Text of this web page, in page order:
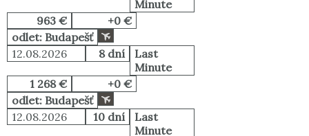
Minute
963 €
+0 €
odlet: Budapešť
12.08.2026
8 dní
Last
Minute
1 268 €
+0 €
odlet: Budapešť
12.08.2026
10 dní
Last
Minute